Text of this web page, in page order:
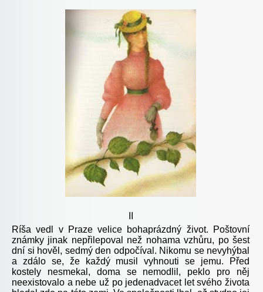
Ríša vedl v Praze velice bohaprázdný život. Poštovní
známky jinak nepřilepoval než nohama vzhůru, po šest
dní si hověl, sedmý den odpočíval. Nikomu se nevyhýbal
a zdálo se, že každý musil vyhnouti se jemu. Před
kostely nesmekal, doma se nemodlil, peklo pro něj
neexistovalo a nebe už po jedenadvacet let svého života